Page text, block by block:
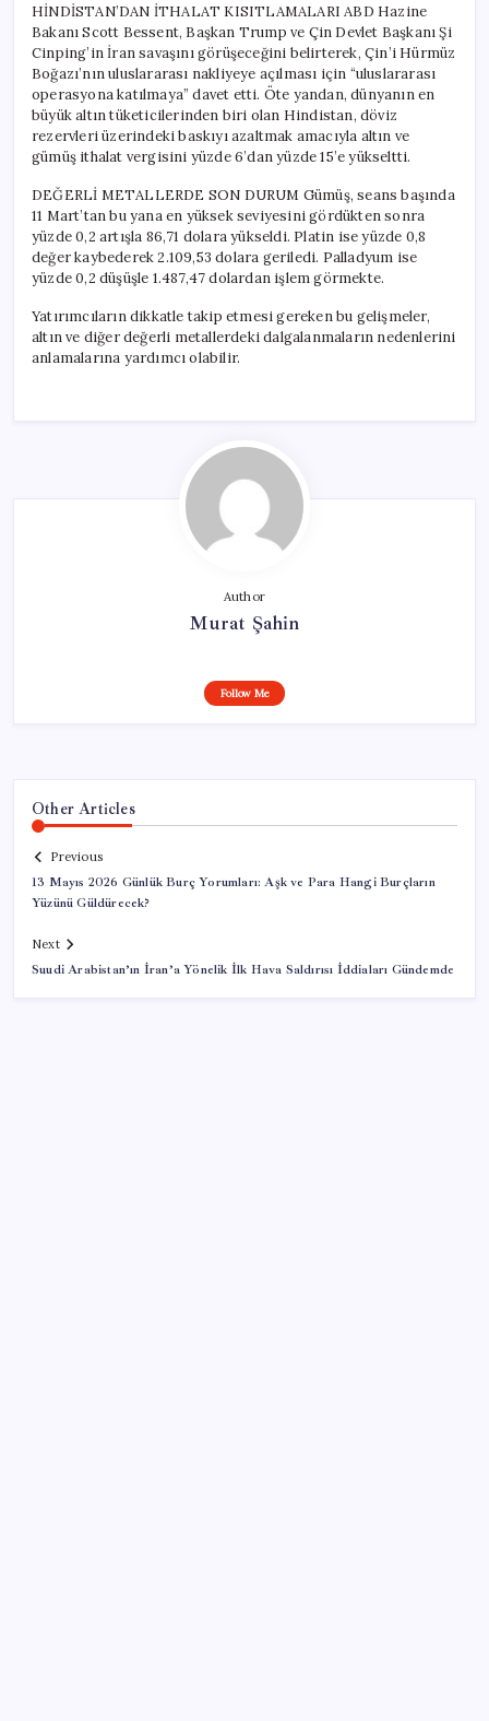
HİNDİSTAN’DAN İTHALAT KISITLAMALARI ABD Hazine
Bakanı Scott Bessent, Başkan Trump ve Çin Devlet Başkanı Şi
Cinping’in İran savaşını görüşeceğini belirterek, Çin’i Hürmüz
Boğazı’nın uluslararası nakliyeye açılması için “uluslararası
operasyona katılmaya” davet etti. Öte yandan, dünyanın en
büyük altın tüketicilerinden biri olan Hindistan, döviz
rezervleri üzerindeki baskıyı azaltmak amacıyla altın ve
gümüş ithalat vergisini yüzde 6’dan yüzde 15’e yükseltti.
DEĞERLİ METALLERDE SON DURUM Gümüş, seans başında
11 Mart’tan bu yana en yüksek seviyesini gördükten sonra
yüzde 0,2 artışla 86,71 dolara yükseldi. Platin ise yüzde 0,8
değer kaybederek 2.109,53 dolara geriledi. Palladyum ise
yüzde 0,2 düşüşle 1.487,47 dolardan işlem görmekte.
Yatırımcıların dikkatle takip etmesi gereken bu gelişmeler,
altın ve diğer değerli metallerdeki dalgalanmaların nedenlerini
anlamalarına yardımcı olabilir.
Author
Murat Şahin
Follow Me
Other Articles
Previous
13 Mayıs 2026 Günlük Burç Yorumları: Aşk ve Para Hangi Burçların
Yüzünü Güldürecek?
Next
Suudi Arabistan’ın İran’a Yönelik İlk Hava Saldırısı İddiaları Gündemde